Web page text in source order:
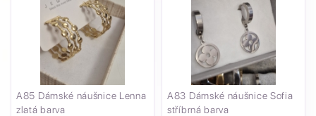
A85 Dámské náušnice Lenna
zlatá barva
A83 Dámské náušnice Sofia
stříbrná barva